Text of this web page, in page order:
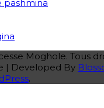
pashmina
Moghole. Tous
| Developed By
.